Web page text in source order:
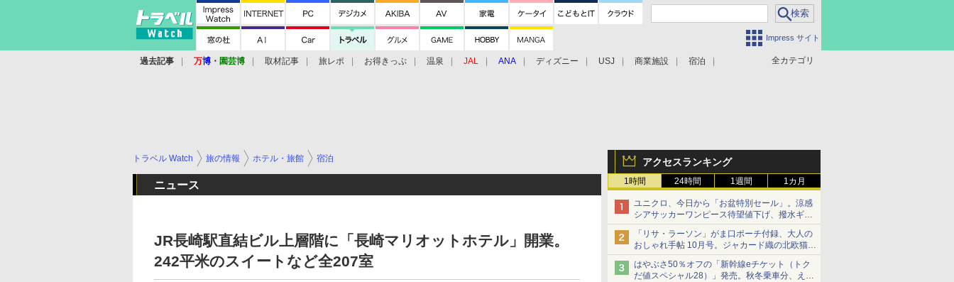
Impress サイト
全カテゴリ
過去記事 万博 ・ 園芸博 取材記事 旅レポ お得きっぷ 温泉 JAL ANA ディズニー USJ 商業施設 宿泊
アクセスランキング
1時間 24時間 1週間 1カ月
ユニクロ、今日から「お盆特別セール」。涼感
シアサッカーワンピース待望値下げ、撥水ギア
ショーツは1990円に
「リサ・ラーソン」がま口ポーチ付録、大人の
おしゃれ手帖 10月号。ジャカード織の北欧猫デ
ザイン
はやぶさ50％オフの「新幹線eチケット（トク
だ値スペシャル28）」発売。秋冬乗車分、えき
トラベル Watch 旅の情報 ホテル・旅館 宿泊
ニュース
JR長崎駅直結ビル上層階に「長崎マリオットホテル」開業。
242平米のスイートなど全207室